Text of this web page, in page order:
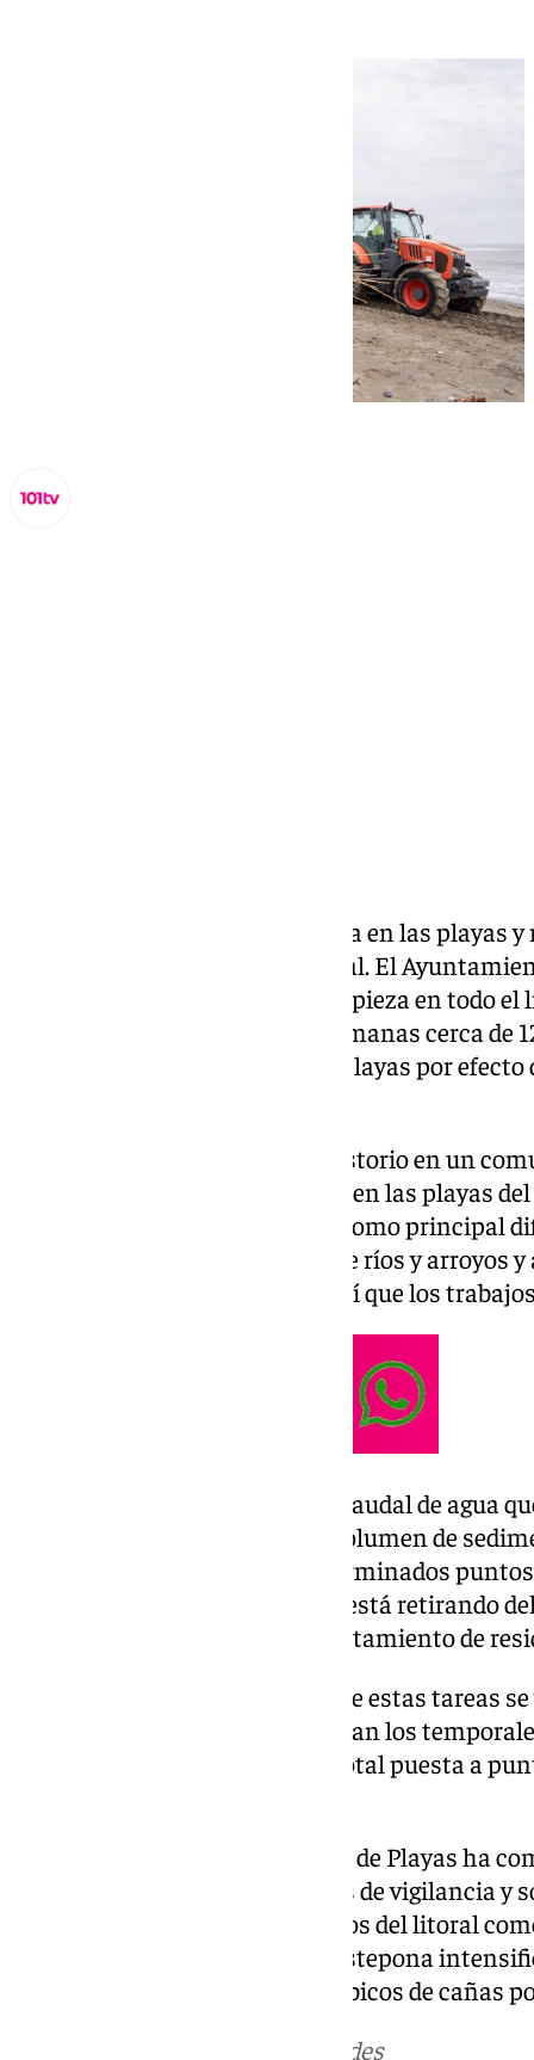
Estepona intensifica la limpieza en las playas
cúbicos de cañas por el temporal. El
intensificando las tareas de limpieza en todo
retirados en las últimas tres semanas cerca de
que han sido arrastradas a las playas por
Según informan desde el Consistorio en un
operarios, que se centran tanto en las playas
extrarradio, está encontrando como principal
residuos debido a las crecidas de ríos y
que se vienen sucediendo, de ahí que los
Además, debido al importante caudal de agua
desembocaduras, así como al volumen de
sido complicado acceder a determinados
bajado. Todo el material que se está retirando
para su traslado al centro de tratamiento de
informa de que estas tareas
próximos días mientras persistan los
el servicio de limpieza para la total puesta a
De otra parte, el área municipal de Playas ha
instalación de las nuevas torres de vigilancia y
operativas este verano en puntos del litoral
El Saladillo y Arroyo Vaquero. Estepona
retira más de 12.000 metros cúbicos de cañas
en las redes